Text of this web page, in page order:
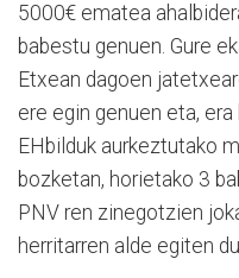
5000€ ematea
babestu genuen. Gure
Etxean dagoen
ere egin genuen eta,
EHbilduk aurkeztutako
bozketan, horietako 3
PNV ren zinegotzien
herritarren alde egiten